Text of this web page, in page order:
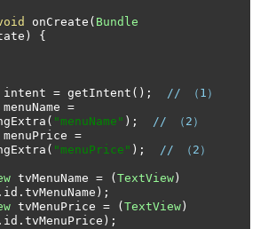
onCreate ( Bundle
) {
intent = getIntent ();
// （1）
menuName =
( "menuName" );
// （2）
menuPrice =
( "menuPrice" ); // （2）
tvMenuName = ( TextView )
. id . tvMenuName );
tvMenuPrice = ( TextView )
. id . tvMenuPrice );